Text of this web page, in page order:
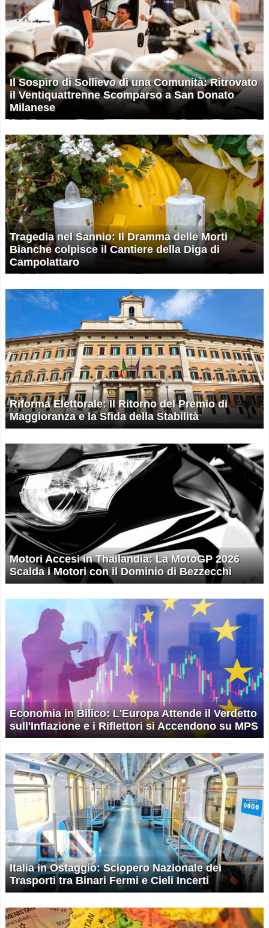
Il Sospiro di Sollievo di una Comunità: Ritrovato
il Ventiquattrenne Scomparso a San Donato
Milanese
Tragedia nel Sannio: Il Dramma delle Morti
Bianche colpisce il Cantiere della Diga di
Campolattaro
Riforma Elettorale: Il Ritorno del Premio di
Maggioranza e la Sfida della Stabilità
Motori Accesi in Thailandia: La MotoGP 2026
Scalda i Motori con il Dominio di Bezzecchi
Economia in Bilico: L'Europa Attende il Verdetto
sull'Inflazione e i Riflettori si Accendono su MPS
Italia in Ostaggio: Sciopero Nazionale dei
Trasporti tra Binari Fermi e Cieli Incerti